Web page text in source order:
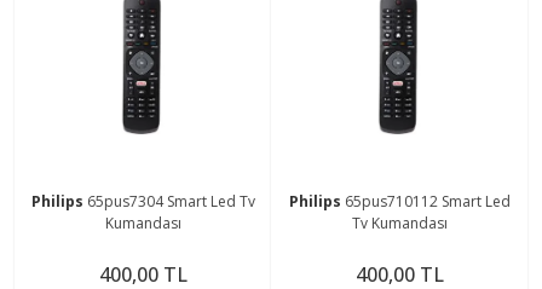
Philips 65pus7304 Smart Led Tv
Kumandası
400,00 TL
Philips 65pus710112 Smart Led
Tv Kumandası
400,00 TL